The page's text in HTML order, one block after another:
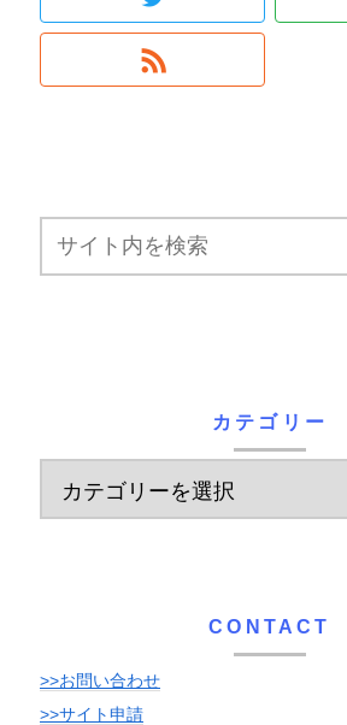
カテゴリー
CONTACT
>>お問い合わせ
>>サイト申請